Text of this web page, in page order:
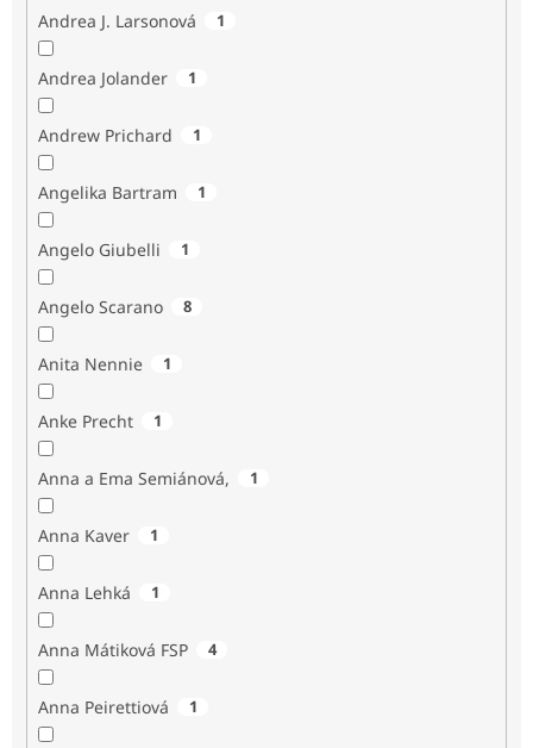
Andrea J. Larsonová 1
Andrea Jolander 1
Andrew Prichard 1
Angelika Bartram 1
Angelo Giubelli 1
Angelo Scarano 8
Anita Nennie 1
Anke Precht 1
Anna a Ema Semiánová, 1
Anna Kaver 1
Anna Lehká 1
Anna Mátiková FSP 4
Anna Peirettiová 1